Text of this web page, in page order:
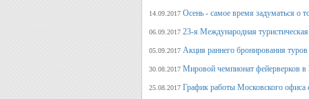
14.09.2017 Осень - самое время задуматься о
06.09.2017 23-я Международная
05.09.2017 Акция раннего бронирования
30.08.2017 Мировой чемпионат фейерверков в
25.08.2017 График работы Московского офиса